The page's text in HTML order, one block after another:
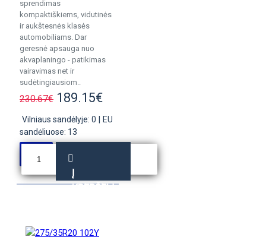
sprendimas
kompaktiškiems, vidutinės
ir aukštesnės klasės
automobiliams. Dar
geresnė apsauga nuo
akvaplaningo - patikimas
vairavimas net ir
sudėtingiausiom..
230.67€ 189.15€
Vilniaus sandėlyje: 0
EU
sandėliuose: 13
Į
KREPŠELĮ